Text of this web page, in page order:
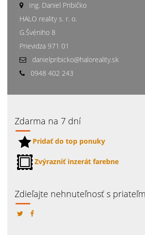
Ing. Daniel Pribičko
HALO reality s. r. o.
G.Švéniho 8
Prievidza 971 01
danielpribicko@haloreality.sk
0948 402 243
Zdarma na 7 dní
Pridať do top ponuky
Zvýrazniť inzerát farebne
Zdieľajte nehnuteľnosť s